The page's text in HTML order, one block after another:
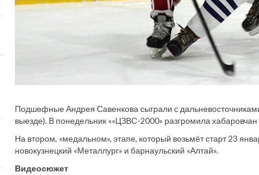
Подшефные Андрея Савенкова сыграли с
выезде). В понедельник ««ЦЗВС-2000» разгромила
На втором, «медальном», этапе, который возьмёт старт 23
новокузнецкий «Металлург» и барнаульский «Алтай».
Видеосюжет